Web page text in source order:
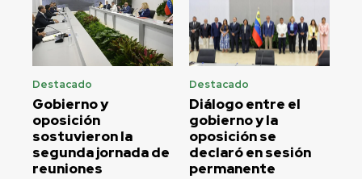
Destacado
Gobierno y
oposición
sostuvieron la
segunda jornada de
reuniones
Destacado
Diálogo entre el
gobierno y la
oposición se
declaró en sesión
permanente